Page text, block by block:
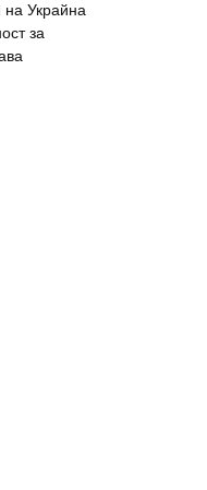
на Украйна
за